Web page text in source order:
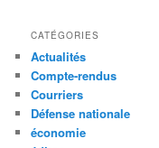
CATÉGORIES
Actualités
Compte-rendus
Courriers
Défense nationale
économie